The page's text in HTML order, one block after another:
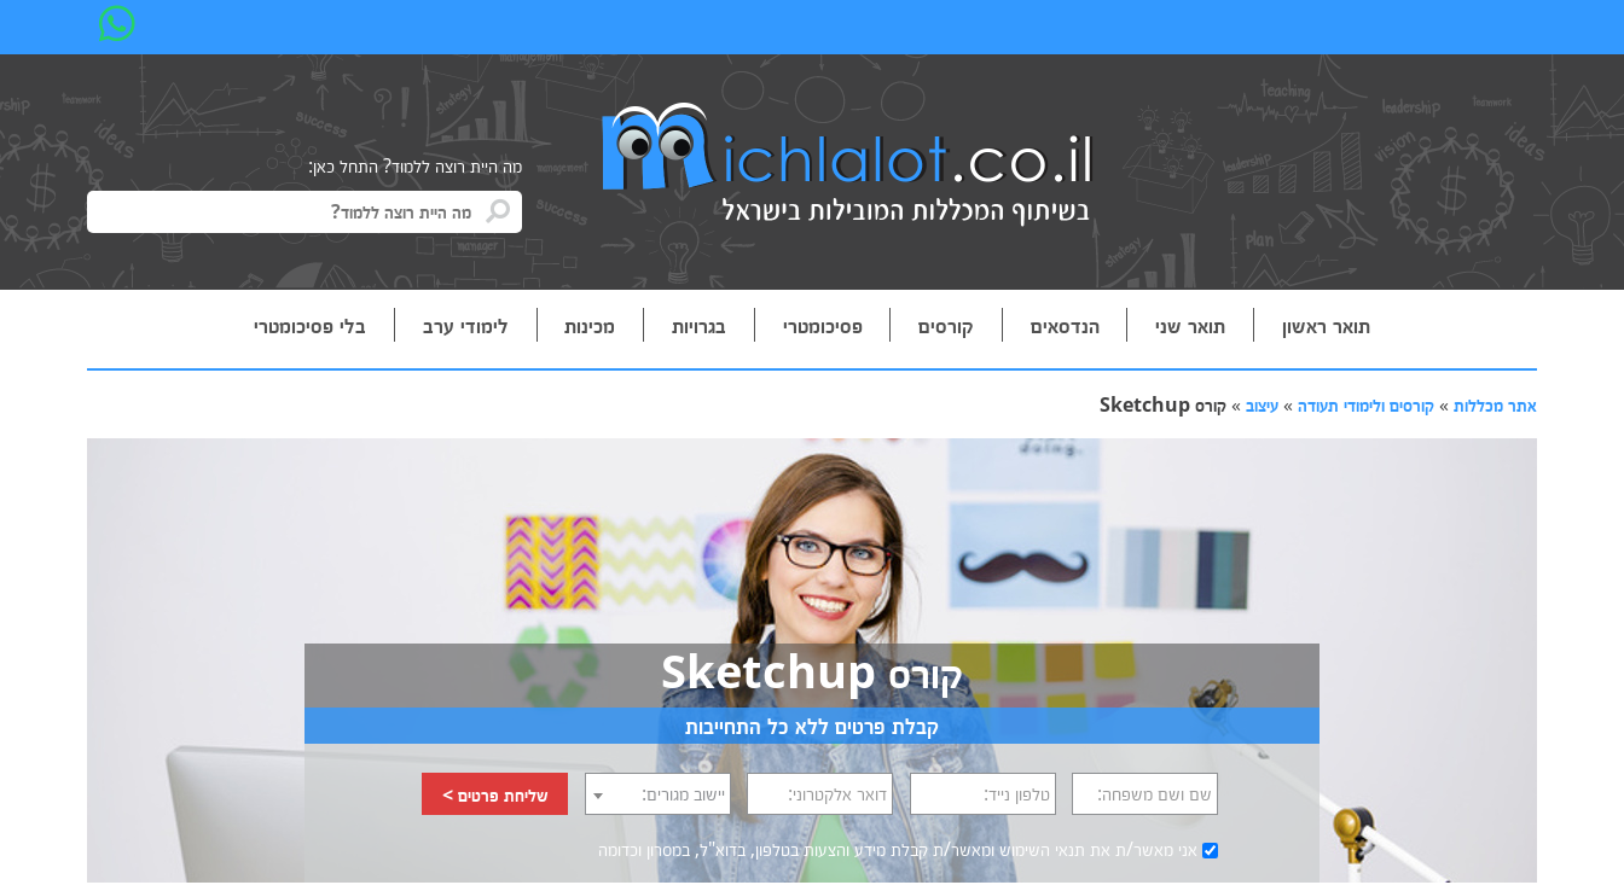
מה היית רוצה ללמוד? התחל כאן:
תואר ראשון תואר שני הנדסאים קורסים פסיכומטרי בגרויות מכינות לימודי ערב בלי פסיכומטרי
אתר מכללות » קורסים ולימודי תעודה » עיצוב » קורס Sketchup
קורס Sketchup
קבלת פרטים ללא כל התחייבות
שם ושם משפחה: טלפון נייד: דואר אלקטרוני: יישוב מגורים: שליחת פרטים >
אני מאשר/ת את תנאי השימושומאשר/ת קבלת מידע והצעות בטלפון, בדוא"ל, במסרון וכדומה‎‎